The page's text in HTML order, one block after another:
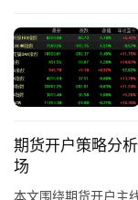
期货开户策略分
场
本文围绕期货开户主